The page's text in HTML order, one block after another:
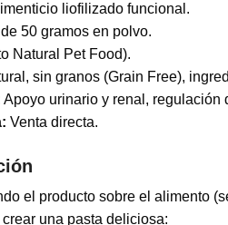
liofilizado funcional.
50 gramos en polvo.
Natural Pet Food).
sin granos (Grain Free),
Apoyo urinario y renal, regulación
Venta directa.
el producto sobre el alimento
una pasta deliciosa: